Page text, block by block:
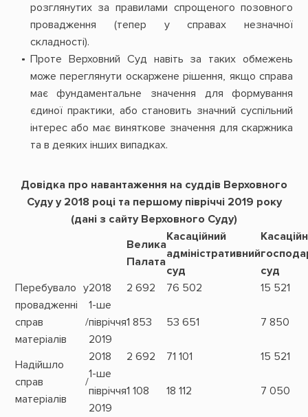
розглянутих за правилами спрощеного позовного
провадження (тепер у справах незначної
складності).
Проте Верховний Суд навіть за таких обмежень
може переглянути оскаржене рішення, якщо справа
має фундаментальне значення для формування
єдиної практики, або становить значний суспільний
інтерес або має виняткове значення для скаржника
та в деяких інших випадках.
Довідка про навантаження на суддів Верховного
Суду у 2018 році та першому півріччі 2019 року
(дані з сайту Верховного Суду)
Велика
Палата
Касаційний
адміністративний
суд
суд
Перебувало у
провадженні
справ /
матеріалів
2018 2 692 76 502
15 521
1-ше
півріччя
2019
1 853 53 651 7 850
Надійшло
справ /
матеріалів
2018 2 692 71 101
15 521
1-ше
півріччя
2019
1 108 18 112 7 050